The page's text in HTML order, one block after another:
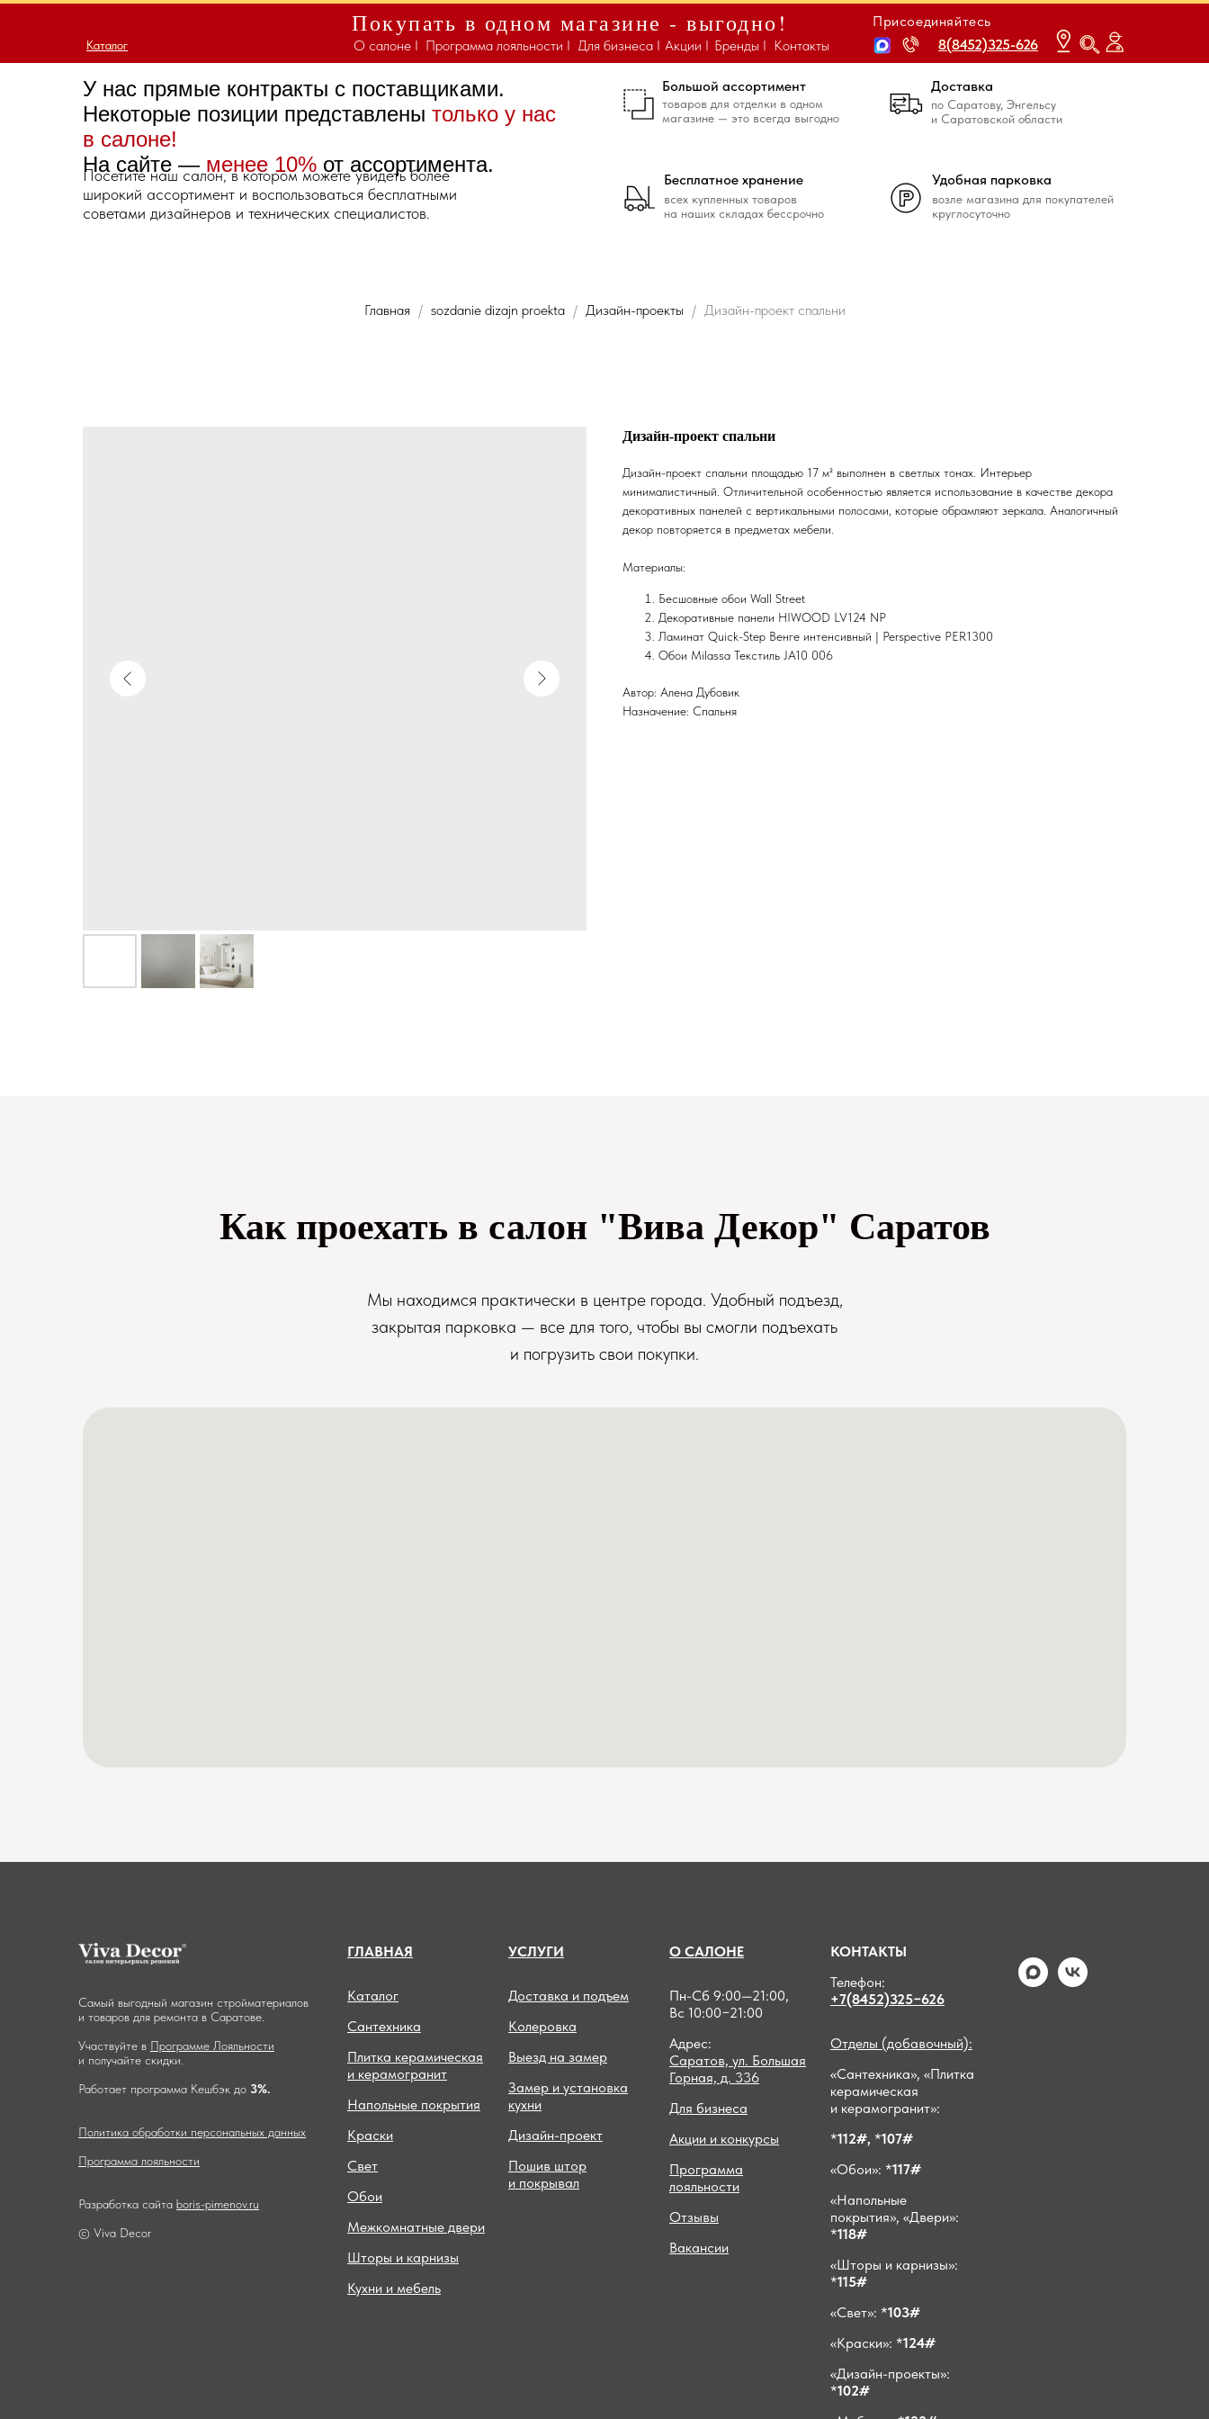
8(8452)325-626
8(8452)325-626
Покупать в одном магазине - выгодно!
Контакты
Бренды I
Акции I
Для бизнеса I
Присоединяйтесь
Каталог
Каталог Программа лояльности I
О салоне I
возле магазина для покупателей
круглосуточно
Удобная парковка
всех купленных товаров
на наших складах бессрочно
Бесплатное хранение
товаров для отделки в одном
магазине — это всегда выгодно
Большой ассортимент
по Саратову, Энгельсу
и Саратовской области
Доставка
У нас прямые контракты с поставщиками.
Некоторые позиции представлены только у нас
в салоне!
На сайте — менее 10% от ассортимента.
Посетите наш салон, в котором можете увидеть более
широкий ассортимент и воспользоваться бесплатными
советами дизайнеров и технических специалистов.
Главная sozdanie dizajn proekta Дизайн-проекты Дизайн-проект спальни
Дизайн-проект спальни
Дизайн-проект спальни площадью 17 м² выполнен в светлых тонах. Интерьер
минималистичный. Отличительной особенностью является использование в качестве декора
декоративных панелей с вертикальными полосами, которые обрамляют зеркала. Аналогичный
декор повторяется в предметах мебели.
Материалы:
Бесшовные обои Wall Street
Декоративные панели HIWOOD LV124 NP
Ламинат Quick-Step Венге интенсивный | Perspective PER1300
Обои Milassa Текстиль JA10 006
Автор: Алена Дубовик
Назначение: Спальня
Как проехать в салон "Вива Декор" Саратов
Мы находимся практически в центре города. Удобный подъезд,
закрытая парковка — все для того, чтобы вы смогли подъехать
и погрузить свои покупки.
Самый выгодный магазин стройматериалов
и товаров для ремонта в Саратове.
Участвуйте в Программе Лояльности
и получайте скидки.
Работает программа Кешбэк до 3%.
Политика обработки персональных данных
Программа лояльности
Разработка сайта boris-pimenov.ru
© Viva Decor
ГЛАВНАЯ
Каталог
Сантехника
Плитка керамическая
и керамогранит
Напольные покрытия
Краски
Свет
Обои
Межкомнатные двери
Шторы и карнизы
Кухни и мебель
УСЛУГИ
Доставка и подъем
Колеровка
Выезд на замер
Замер и установка
кухни
Дизайн-проект
Пошив штор
и покрывал
О САЛОНЕ
Пн-Сб 9:00—21:00,
Вс 10:00−21:00
Адрес:
Саратов, ул. Большая
Горная, д. 336
Для бизнеса
Акции и конкурсы
Программа
лояльности
Отзывы
Вакансии
КОНТАКТЫ
Телефон:
+7(8452)325−626
Отделы (добавочный):
«Сантехника», «Плитка
керамическая
и керамогранит»:
*112#, *107#
«Обои»: *117#
«Напольные
покрытия», «Двери»:
*118#
«Шторы и карнизы»:
*115#
«Свет»: *103#
«Краски»: *124#
«Дизайн-проекты»:
*102#